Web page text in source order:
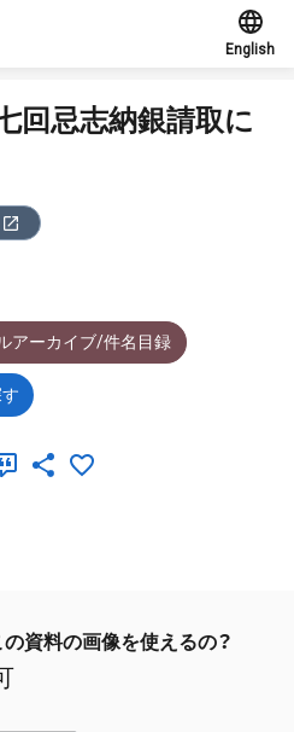
English
回忌志納銀請取に
アーカイブ/件名目録
資料の画像を使えるの？